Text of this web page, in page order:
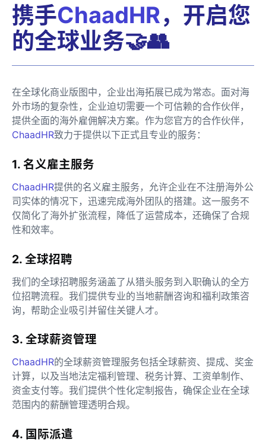
携手ChaadHR，开启您
的全球业务🤝👥
在全球化商业版图中，企业出海拓展已成为常态。面对海
外市场的复杂性，企业迫切需要一个可信赖的合作伙伴，
提供全面的海外雇佣解决方案。作为您官方的合作伙伴，
ChaadHR致力于提供以下正式且专业的服务：
1. 名义雇主服务
ChaadHR提供的名义雇主服务，允许企业在不注册海外公
司实体的情况下，迅速完成海外团队的搭建。这一服务不
仅简化了海外扩张流程，降低了运营成本，还确保了合规
性和效率。
2. 全球招聘
我们的全球招聘服务涵盖了从猎头服务到入职确认的全方
位招聘流程。我们提供专业的当地薪酬咨询和福利政策咨
询，帮助企业吸引并留住关键人才。
3. 全球薪资管理
ChaadHR的全球薪资管理服务包括全球薪资、提成、奖金
计算，以及当地法定福利管理、税务计算、工资单制作、
资金支付等。我们提供个性化定制报告，确保企业在全球
范围内的薪酬管理透明合规。
4. 国际派遣